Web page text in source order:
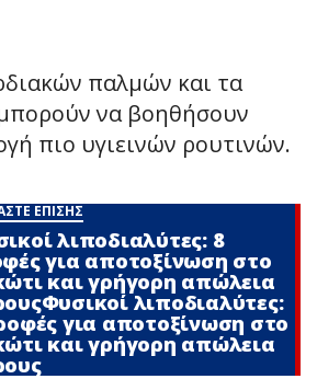
παλμών και τα
να βοηθήσουν
πιο υγιεινών ρουτινών.
ΕΠΙΣΗΣ
λιποδιαλύτες: 8
για αποτοξίνωση στο
και γρήγορη απώλεια
λιποδιαλύτες:
για αποτοξίνωση στο
και γρήγορη απώλεια